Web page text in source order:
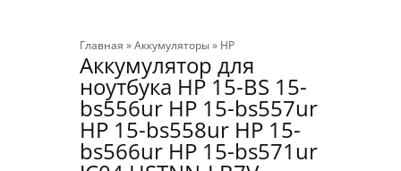
Главная »Аккумуляторы» HP
Аккумулятор для
ноутбука​ HP 15-BS 15-
bs556ur HP 15-bs557ur
HP 15-bs558ur HP 15-
bs566ur HP 15-bs571ur